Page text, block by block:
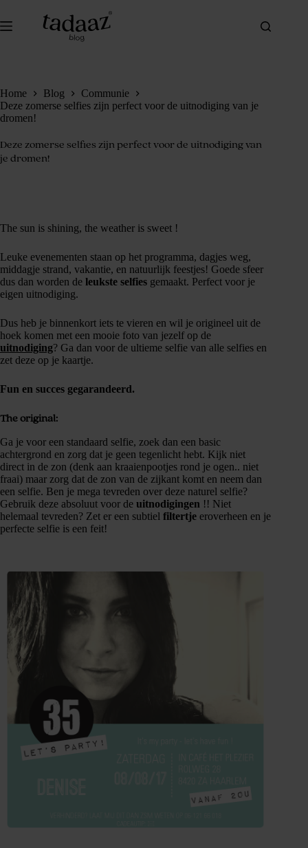
de
Home Blog
Communie
Deze zomerse selfies zijn perfect voor de uitnodiging van je
dromen!
Deze zomerse selfies zijn perfect voor de uitnodiging van
je dromen!
The sun is shining, the weather is sweet !
Leuke evenementen staan op het programma, dagjes weg,
middagje strand, vakantie, en natuurlijk feestjes! Goede sfeer
dus dan worden de leukste selfies gemaakt. Perfect voor je
eigen uitnodiging.
Dus heb je binnenkort iets te vieren en wil je origineel uit de
hoek komen met een mooie foto van jezelf op de
uitnodiging? Ga dan voor de ultieme selfie van alle selfies en
zet deze op je kaartje.
Fun en succes gegarandeerd.
The original:
Ga je voor een standaard selfie, zoek dan een basic
achtergrond en zorg dat je geen tegenlicht hebt. Kijk niet
direct in de zon (denk aan kraaienpootjes rond je ogen.. niet
fraai) maar zorg dat de zon van de zijkant komt en neem dan
een selfie. Ben je mega tevreden over deze naturel selfie?
Gebruik deze absoluut voor de uitnodigingen !! Niet
helemaal tevreden? Zet er een subtiel filtertje eroverheen en je
perfecte selfie is een feit!